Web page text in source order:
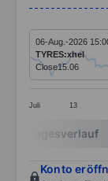
Line chart
The chart
The chart
Juli 13
06-Aug.-2026
TYRES:xhel
Close15.06
End of
Tagesverlauf
Konto